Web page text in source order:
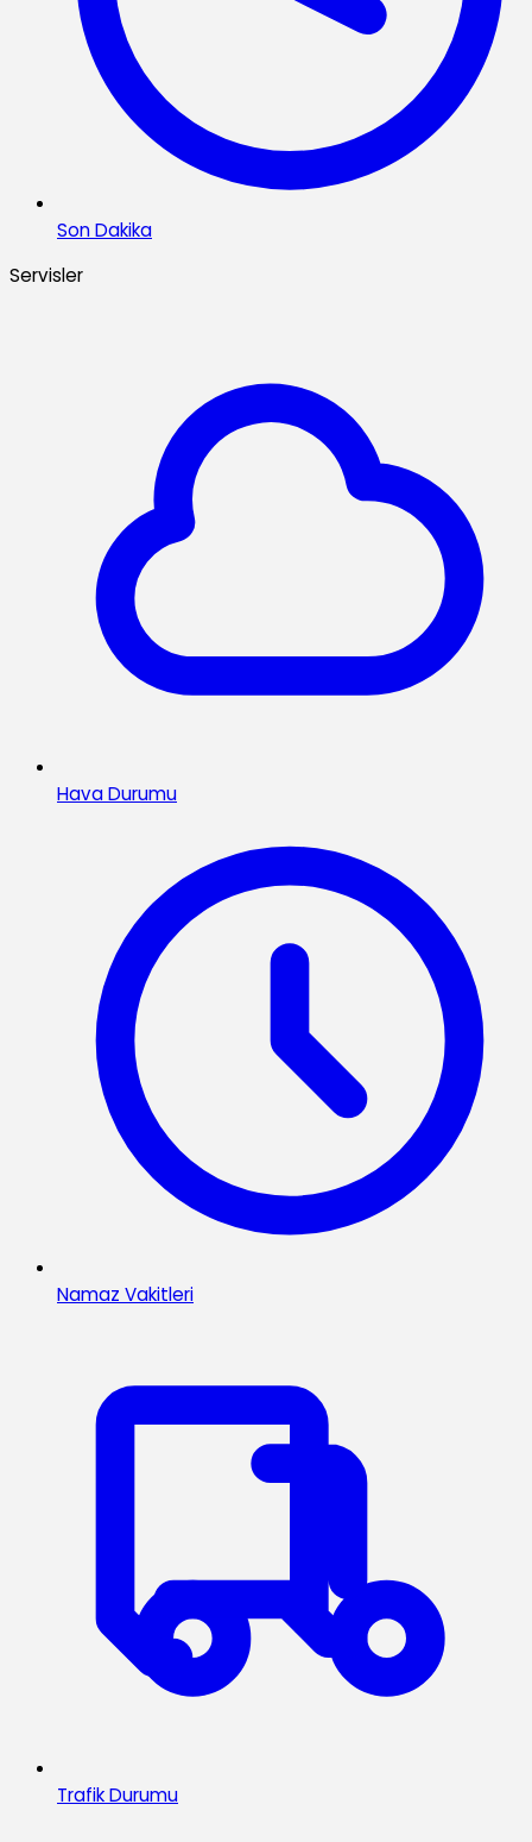
Son Dakika
Servisler
Hava Durumu
Namaz Vakitleri
Trafik Durumu